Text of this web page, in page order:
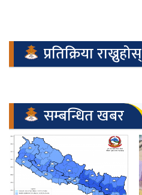
प्रतिक्रिया राख्नुहोस्
सम्बन्धित खबर